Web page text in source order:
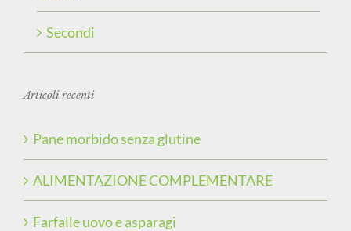
Secondi
Articoli recenti
Pane morbido senza glutine
ALIMENTAZIONE COMPLEMENTARE
Farfalle uovo e asparagi